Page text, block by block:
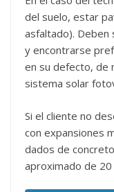
del suelo, estar
asfaltado). Deben
y encontrarse
en su defecto, de
sistema solar
Si el cliente no
con expansiones
dados de
aproximado de 20